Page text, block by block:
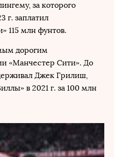
за которого
г. заплатил
115 млн фунтов.
дорогим
«Манчестер Сити». До
Джек Грилиш,
в 2021 г. за 100 млн